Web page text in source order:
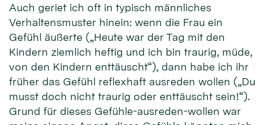
Auch geriet ich oft in typisch männliches
Verhaltensmuster hinein: wenn die Frau ein
Gefühl äußerte („Heute war der Tag mit den
Kindern ziemlich heftig und ich bin traurig, müde,
von den Kindern enttäuscht“), dann habe ich ihr
früher das Gefühl reflexhaft ausreden wollen („Du
musst doch nicht traurig oder enttäuscht sein!“).
Grund für dieses Gefühle-ausreden-wollen war